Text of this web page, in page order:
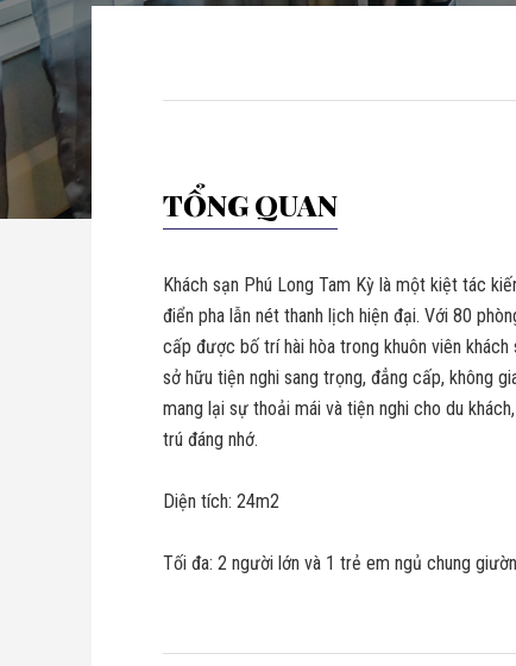
TỔNG QUAN
Khách sạn Phú Long Tam Kỳ là một kiệt tác
điển pha lẫn nét thanh lịch hiện đại. Với 80
cấp được bố trí hài hòa trong khuôn viên
sở hữu tiện nghi sang trọng, đẳng cấp, không
mang lại sự thoải mái và tiện nghi cho du
trú đáng nhớ.
Diện tích: 24m2
Tối đa: 2 người lớn và 1 trẻ em ngủ chung